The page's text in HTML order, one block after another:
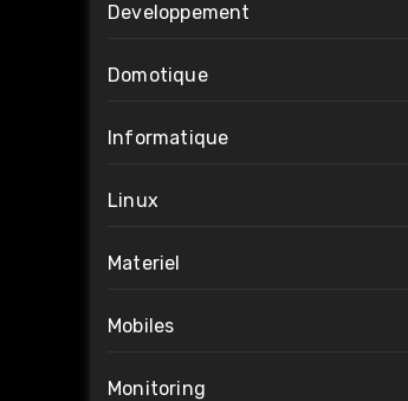
Developpement
Domotique
Informatique
Linux
Materiel
Mobiles
Monitoring